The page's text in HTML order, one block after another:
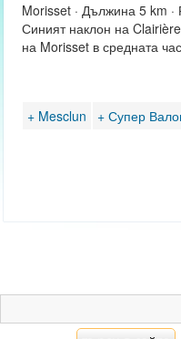
Morisset · Дължина 5 km ·
Синият наклон на
на Morisset в средната
+ Mesclun + Супер